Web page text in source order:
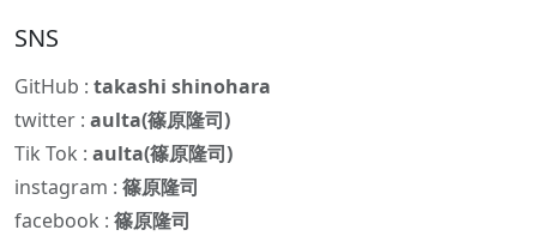
SNS
GitHub : takashi shinohara
twitter : aulta(篠原隆司)
Tik Tok : aulta(篠原隆司)
instagram : 篠原隆司
facebook : 篠原隆司